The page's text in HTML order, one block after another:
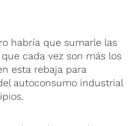
habría que sumarle las
que cada vez son más los
esta rebaja para
autoconsumo industrial